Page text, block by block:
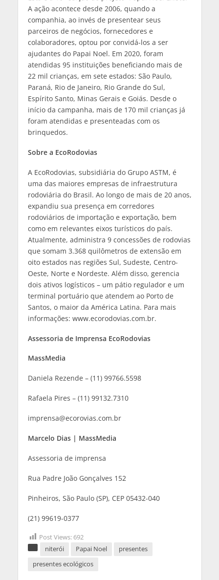
A ação acontece desde 2006, quando a
companhia, ao invés de presentear seus
parceiros de negócios, fornecedores e
colaboradores, optou por convidá-los a ser
ajudantes do Papai Noel. Em 2020, foram
atendidas 95 instituições beneficiando mais de
22 mil crianças, em sete estados: São Paulo,
Paraná, Rio de Janeiro, Rio Grande do Sul,
Espírito Santo, Minas Gerais e Goiás. Desde o
início da campanha, mais de 170 mil crianças já
foram atendidas e presenteadas com os
brinquedos.
Sobre a EcoRodovias
A EcoRodovias, subsidiária do Grupo ASTM, é
uma das maiores empresas de infraestrutura
rodoviária do Brasil. Ao longo de mais de 20 anos,
expandiu sua presença em corredores
rodoviários de importação e exportação, bem
como em relevantes eixos turísticos do país.
Atualmente, administra 9 concessões de rodovias
que somam 3.368 quilômetros de extensão em
oito estados nas regiões Sul, Sudeste, Centro-
Oeste, Norte e Nordeste. Além disso, gerencia
dois ativos logísticos – um pátio regulador e um
terminal portuário que atendem ao Porto de
Santos, o maior da América Latina. Para mais
informações: www.ecorodovias.com.br.
Assessoria de Imprensa EcoRodovias
MassMedia
Daniela Rezende – (11) 99766.5598
Rafaela Pires – (11) 99132.7310
imprensa@ecorovias.com.br
Marcelo Dias | MassMedia
Assessoria de imprensa
Rua Padre João Gonçalves 152
Pinheiros, São Paulo (SP), CEP 05432-040
(21) 99619-0377
Post Views: 692
niterói
Papai Noel
presentes
presentes ecológicos